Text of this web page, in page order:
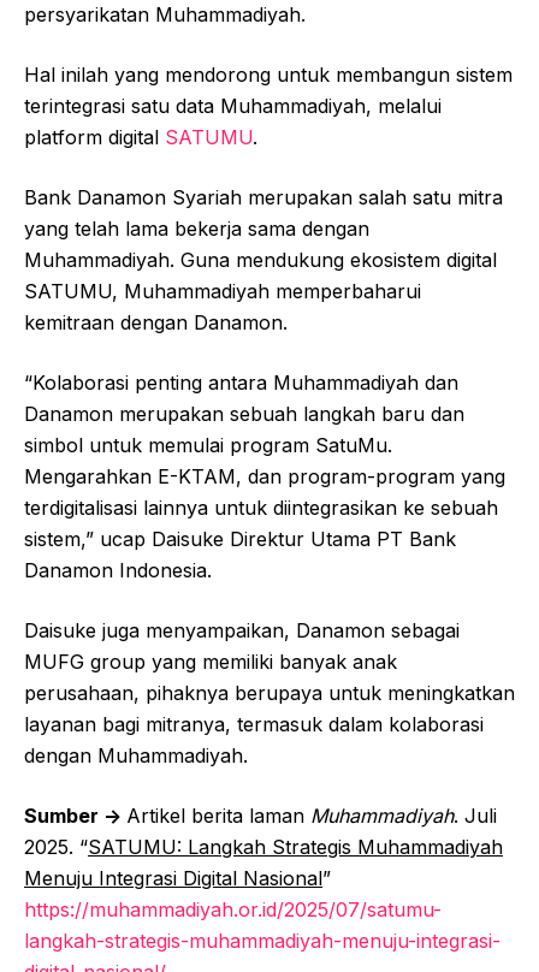
persyarikatan Muhammadiyah.
Hal inilah yang mendorong untuk membangun sistem
terintegrasi satu data Muhammadiyah, melalui
platform digital SATUMU.
Bank Danamon Syariah merupakan salah satu mitra
yang telah lama bekerja sama dengan
Muhammadiyah. Guna mendukung ekosistem digital
SATUMU, Muhammadiyah memperbaharui
kemitraan dengan Danamon.
“Kolaborasi penting antara Muhammadiyah dan
Danamon merupakan sebuah langkah baru dan
simbol untuk memulai program SatuMu.
Mengarahkan E-KTAM, dan program-program yang
terdigitalisasi lainnya untuk diintegrasikan ke sebuah
sistem,” ucap Daisuke Direktur Utama PT Bank
Danamon Indonesia.
Daisuke juga menyampaikan, Danamon sebagai
MUFG group yang memiliki banyak anak
perusahaan, pihaknya berupaya untuk meningkatkan
layanan bagi mitranya, termasuk dalam kolaborasi
dengan Muhammadiyah.
Sumber -> Artikel berita laman Muhammadiyah. Juli
2025. “SATUMU: Langkah Strategis Muhammadiyah
Menuju Integrasi Digital Nasional”
https://muhammadiyah.or.id/2025/07/satumu-
langkah-strategis-muhammadiyah-menuju-integrasi-